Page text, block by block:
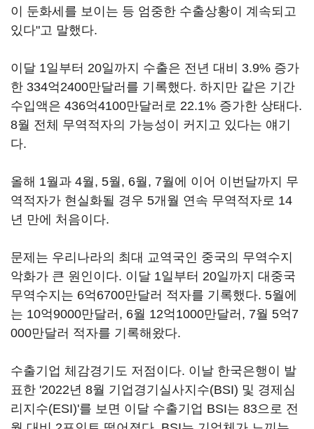
이 둔화세를 보이는 등 엄중한 수출상황이 계속되고
있다"고 말했다.
이달 1일부터 20일까지 수출은 전년 대비 3.9% 증가
한 334억2400만달러를 기록했다. 하지만 같은 기간
수입액은 436억4100만달러로 22.1% 증가한 상태다.
8월 전체 무역적자의 가능성이 커지고 있다는 얘기
다.
올해 1월과 4월, 5월, 6월, 7월에 이어 이번달까지 무
역적자가 현실화될 경우 5개월 연속 무역적자로 14
년 만에 처음이다.
문제는 우리나라의 최대 교역국인 중국의 무역수지
악화가 큰 원인이다. 이달 1일부터 20일까지 대중국
무역수지는 6억6700만달러 적자를 기록했다. 5월에
는 10억9000만달러, 6월 12억1000만달러, 7월 5억7
000만달러 적자를 기록해왔다.
수출기업 체감경기도 저점이다. 이날 한국은행이 발
표한 '2022년 8월 기업경기실사지수(BSI) 및 경제심
리지수(ESI)'를 보면 이달 수출기업 BSI는 83으로 전